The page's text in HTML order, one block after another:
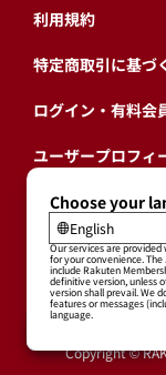
利用規約
特定商取引に基づ
ログイン・有料会
ユーザープロフィ
会員情報引継ぎ
退会
Copyright ©